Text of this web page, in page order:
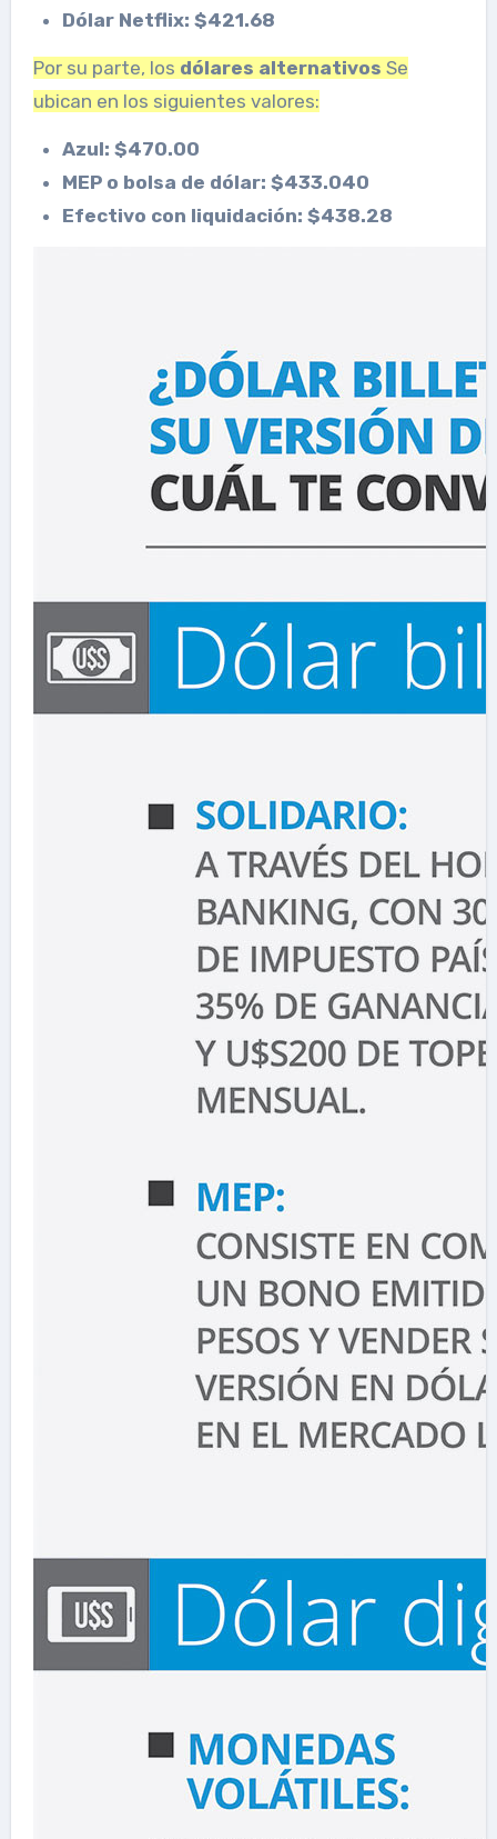
Dólar Netflix: $421.68
Por su parte, los dólares alternativos Se
ubican en los siguientes valores:
Azul: $470.00
MEP o bolsa de dólar: $433.040
Efectivo con liquidación: $438.28